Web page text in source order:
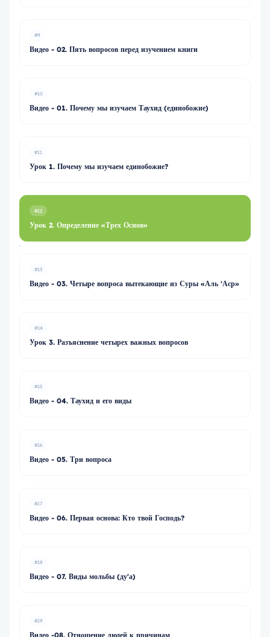
#9
Видео - 02. Пять вопросов перед изучением книги
#10
Видео - 01. Почему мы изучаем Таухид (единобожие)
#11
Урок 1. Почему мы изучаем единобожие?
#12
Урок 2. Определение «Трех Основ»
#13
Видео - 03. Четыре вопроса вытекающие из Суры «Аль 'Аср»
#14
Урок 3. Разъяснение четырех важных вопросов
#15
Видео - 04. Таухид и его виды
#16
Видео - 05. Три вопроса
#17
Видео - 06. Первая основа: Кто твой Господь?
#18
Видео - 07. Виды мольбы (ду'а)
#19
Видео -08. Отношение людей к причинам